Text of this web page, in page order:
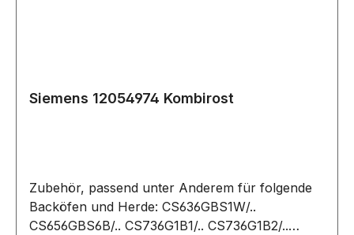
Siemens 12054974 Kombirost
Zubehör, passend unter Anderem für folgende
Backöfen und Herde: CS636GBS1W/..
CS656GBS6B/.. CS736G1B1/.. CS736G1B2/..